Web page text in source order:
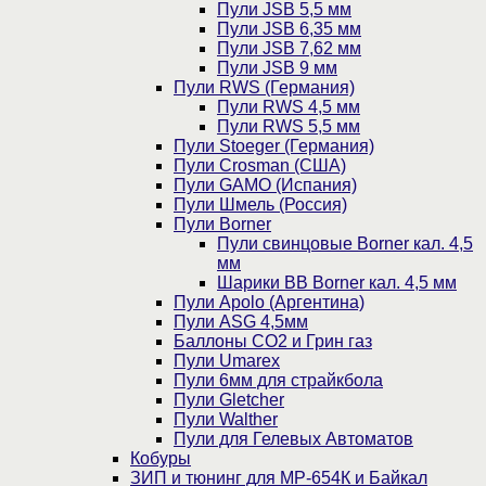
Пули JSB 5,5 мм
Пули JSB 6,35 мм
Пули JSB 7,62 мм
Пули JSB 9 мм
Пули RWS (Германия)
Пули RWS 4,5 мм
Пули RWS 5,5 мм
Пули Stoeger (Германия)
Пули Crosman (США)
Пули GAMO (Испания)
Пули Шмель (Россия)
Пули Borner
Пули свинцовые Borner кал. 4,5
мм
Шарики BB Borner кал. 4,5 мм
Пули Apolo (Аргентина)
Пули ASG 4,5мм
Баллоны CO2 и Грин газ
Пули Umarex
Пули 6мм для страйкбола
Пули Gletcher
Пули Walther
Пули для Гелевых Автоматов
Кобуры
ЗИП и тюнинг для МР-654К и Байкал